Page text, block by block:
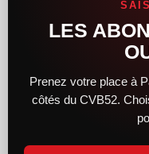
Après un premier set
à maintenir son niveau
pénalisés par plusieurs
LIRE LA SUITE »
7 février 2026 20 h 26 min
LES
Prenez votre place à
côtés du CVB52.